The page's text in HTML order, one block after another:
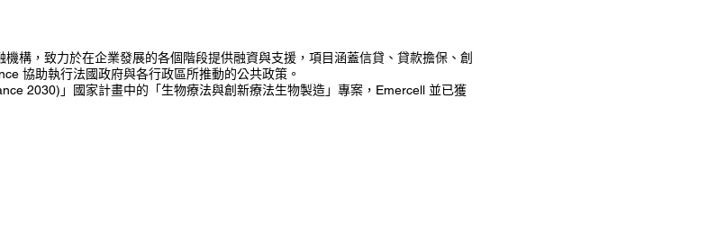
構，致力於在企業發展的各個階段提供融資與支援，項目涵蓋信貸、貸款擔保、創
協助執行法國政府與各行政區所推動的公共政策。
2030)」國家計畫中的「生物療法與創新療法生物製造」專案，Emercell 並已獲